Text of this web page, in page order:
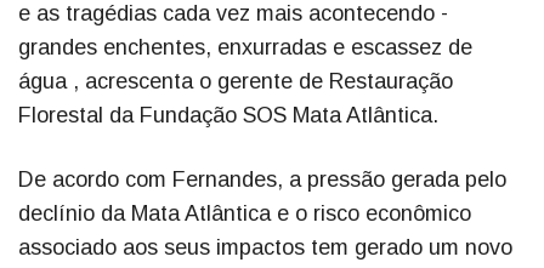
e as tragédias cada vez mais acontecendo -
grandes enchentes, enxurradas e escassez de
água , acrescenta o gerente de Restauração
Florestal da Fundação SOS Mata Atlântica.
De acordo com Fernandes, a pressão gerada pelo
declínio da Mata Atlântica e o risco econômico
associado aos seus impactos tem gerado um novo